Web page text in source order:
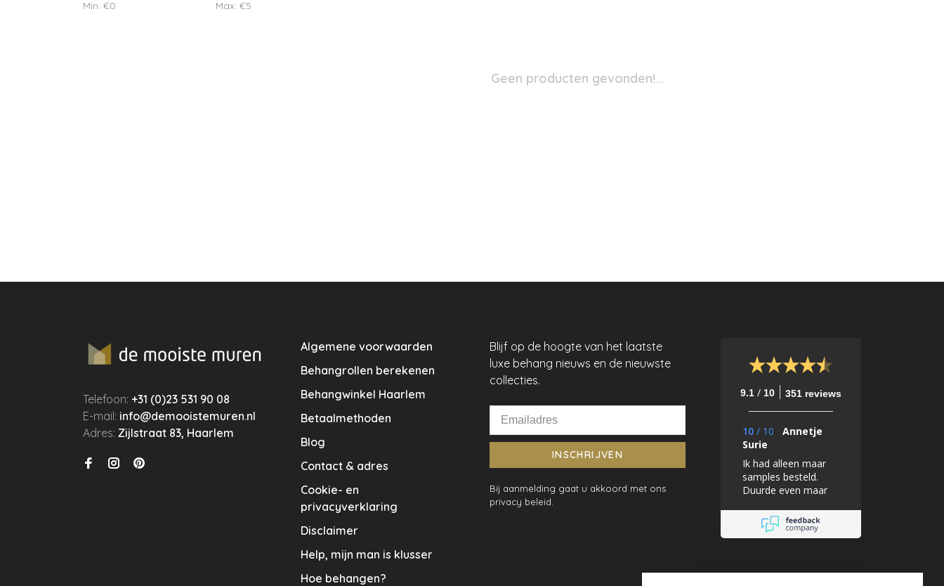
Min: €0 Max: €5
Geen producten gevonden!...
Telefoon:+31 (0)23 531 90 08
E-mail: info@demooistemuren.nl
Adres:Zijlstraat 83, Haarlem
Algemene voorwaarden
Behangrollen berekenen
Behangwinkel Haarlem
Betaalmethoden
Blog
Contact & adres
Cookie- en
privacyverklaring
Disclaimer
Help, mijn man is klusser
Hoe behangen?
Blijf op de hoogte van het laatste
luxe behang nieuws en de nieuwste
collecties.
INSCHRIJVEN
Bij aanmelding gaat u akkoord met ons
privacy beleid.
9.1 / 10 351 reviews
10 / 10
Annetje
Surie
Ik had alleen maar
samples besteld.
Duurde even maar
aan de Mooiste
muren. Ik ben er